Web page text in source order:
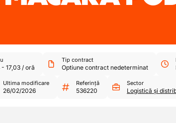
- 17,03/ oră
Tip contract
Optiune contract nedeterminat
Ultima modificare
26/02/2026
Referință
536220
Sector
Logistică și